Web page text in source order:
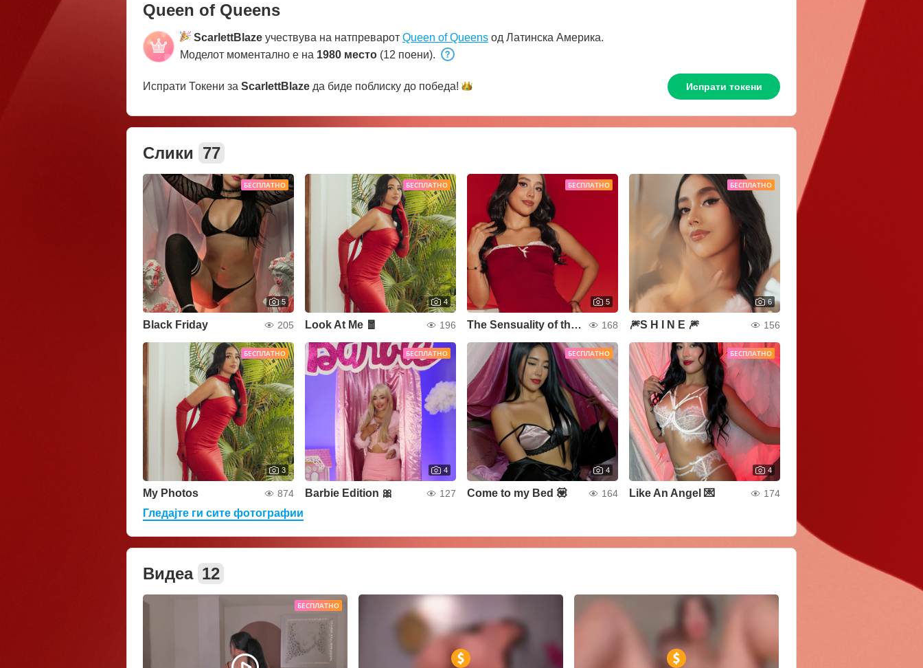
Queen of Queens
ScarlettBlaze учествува на натпреварот Queen of Queens од Латинска Америка.
Моделот моментално е на 1980 место (12 поени).
Испрати Токени за ScarlettBlaze да биде поблиску до победа! Испрати токени
Слики 77
БЕСПЛАТНО
5
Black Friday 205
БЕСПЛАТНО
4
Look At Me 🧧 196
БЕСПЛАТНО
5
The Sensuality of the Red 🧨 168
БЕСПЛАТНО
6
🎆S H I N E 🎆 156
БЕСПЛАТНО
3
My Photos 874
БЕСПЛАТНО
4
Barbie Edition 🎀 127
БЕСПЛАТНО
4
Come to my Bed 💟 164
БЕСПЛАТНО
4
Like An Angel 💌 174
Гледајте ги сите фотографии
Видеа 12
БЕСПЛАТНО